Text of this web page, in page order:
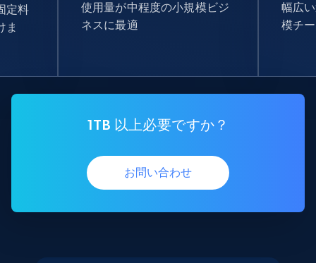
定料
ま
使用量が中程度の小規模ビジ
ネスに最適
幅広
模チ
1TB 以上必要ですか？
お問い合わせ